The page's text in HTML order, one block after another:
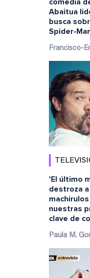
comedia
Abaitua
busca
Spider-
Francisco-
'El último
destroza
nuestras
clave de
Paula M.